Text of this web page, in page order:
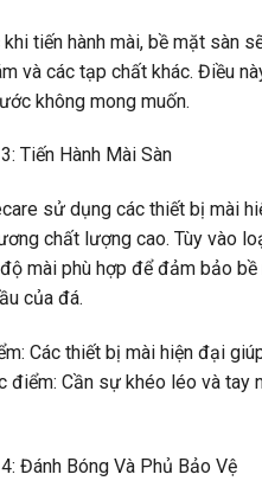
tiến hành mài, bề mặt sàn
và các tạp chất khác. Điều
không mong muốn.
Tiến Hành Mài Sàn
sử dụng các thiết bị mài
chất lượng cao. Tùy vào
mài phù hợp để đảm bảo
của đá.
Các thiết bị mài hiện đại
điểm: Cần sự khéo léo và tay
Đánh Bóng Và Phủ Bảo Vệ